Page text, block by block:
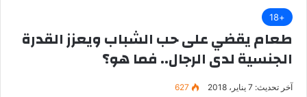
+18
طعام يقضي على حب الشباب ويعزز القدرة
الجنسية لدى الرجال.. فما هو؟
آخر تحديث: 7 يناير، 2018 627